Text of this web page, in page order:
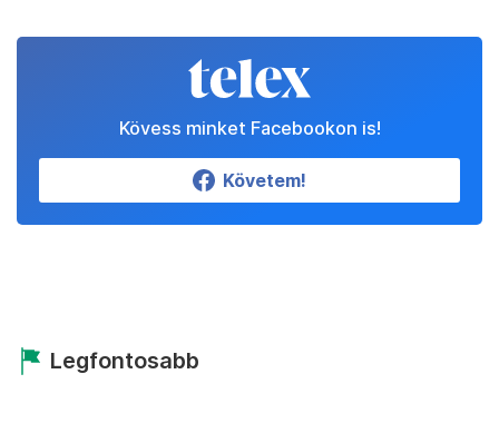
Kövess minket Facebookon is!
Követem!
Legfontosabb